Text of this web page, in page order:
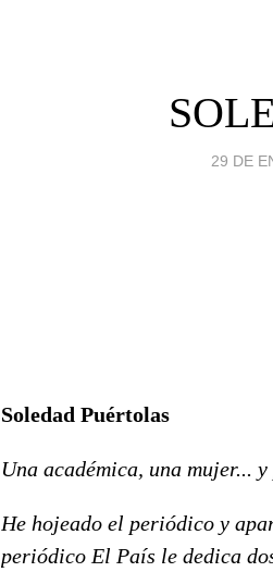
29 DE
Soledad Puértolas
Una académica, una mujer...
He hojeado el periódico y
periódico El País le dedica